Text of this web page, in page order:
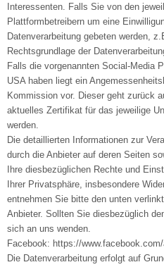
Interessenten. Falls Sie von den
Plattformbetreibern um eine
Datenverarbeitung gebeten werden,
Rechtsgrundlage der
Falls die vorgenannten Social-Media
USA haben liegt ein
Kommission vor. Dieser geht zurück
aktuelles Zertifikat für das jeweilige
werden.
Die detaillierten Informationen zur
durch die Anbieter auf deren Seiten
Ihre diesbezüglichen Rechte und
Ihrer Privatsphäre, insbesondere
entnehmen Sie bitte den unten
Anbieter. Sollten Sie diesbezüglich
sich an uns wenden.
Facebook: https://
Die Datenverarbeitung erfolgt auf